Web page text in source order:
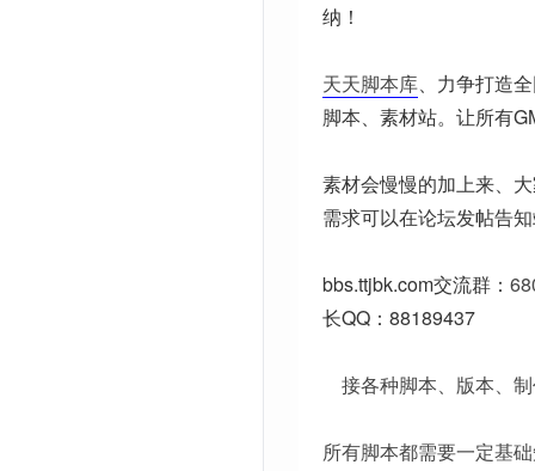
纳！
天天脚本库、力争打造
脚本、素材站。让所有
素材会慢慢的加上来、
需求可以在论坛发帖告
bbs.ttjbk.com交流群：
长QQ：88189437
接各种脚本、版本、
所有脚本都需要一定基